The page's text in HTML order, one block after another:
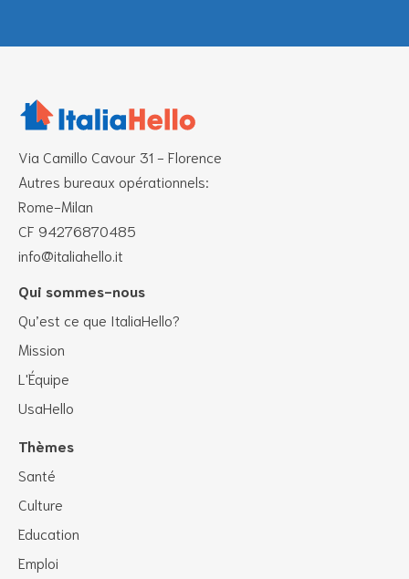
Via Camillo Cavour 31 - Florence
Autres bureaux opérationnels:
Rome-Milan
CF 94276870485
info@italiahello.it
Qui sommes-nous
Qu’est ce que ItaliaHello?
Mission
L'Équipe
UsaHello
Thèmes
Santé
Culture
Education
Emploi